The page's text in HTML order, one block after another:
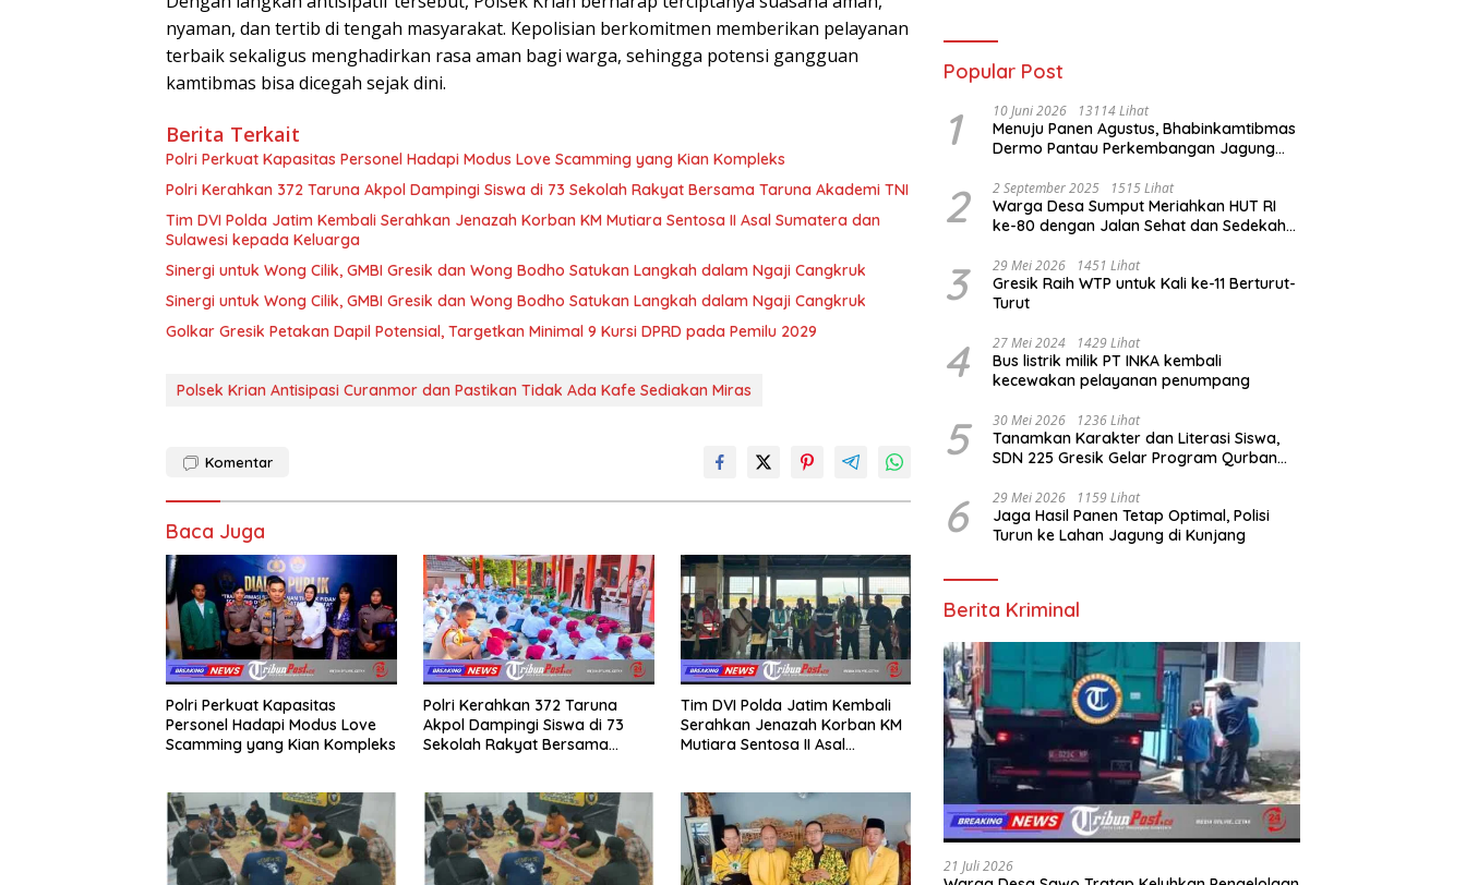
nyaman, dan tertib di tengah masyarakat. Kepolisian berkomitmen memberikan pelayanan
terbaik sekaligus menghadirkan rasa aman bagi warga, sehingga potensi gangguan
kamtibmas bisa dicegah sejak dini.
Berita Terkait
Polri Perkuat Kapasitas Personel Hadapi Modus Love Scamming yang Kian Kompleks
Polri Kerahkan 372 Taruna Akpol Dampingi Siswa di 73 Sekolah Rakyat Bersama Taruna Akademi TNI
Tim DVI Polda Jatim Kembali Serahkan Jenazah Korban KM Mutiara Sentosa II Asal Sumatera dan
Sulawesi kepada Keluarga
Sinergi untuk Wong Cilik, GMBI Gresik dan Wong Bodho Satukan Langkah dalam Ngaji Cangkruk
Sinergi untuk Wong Cilik, GMBI Gresik dan Wong Bodho Satukan Langkah dalam Ngaji Cangkruk
Golkar Gresik Petakan Dapil Potensial, Targetkan Minimal 9 Kursi DPRD pada Pemilu 2029
Polsek Krian Antisipasi Curanmor dan Pastikan Tidak Ada Kafe Sediakan Miras
Komentar
Baca Juga
Polri Perkuat Kapasitas
Personel Hadapi Modus Love
Scamming yang Kian Kompleks
Polri Kerahkan 372 Taruna
Akpol Dampingi Siswa di 73
Sekolah Rakyat Bersama
Tim DVI Polda Jatim Kembali
Serahkan Jenazah Korban KM
Mutiara Sentosa II Asal
Jadikan Kesalahan
Membatalkan Hak
Popular Post
1 10 Juni 2026 13114 Lihat
Menuju Panen Agustus, Bhabinkamtibmas
Dermo Pantau Perkembangan Jagung
2 2 September 2025 1515 Lihat
Warga Desa Sumput Meriahkan HUT RI
ke-80 dengan Jalan Sehat dan Sedekah
3 29 Mei 2026 1451 Lihat
Gresik Raih WTP untuk Kali ke-11 Berturut-
Turut
4 27 Mei 2024 1429 Lihat
Bus listrik milik PT INKA kembali
kecewakan pelayanan penumpang
5 30 Mei 2026 1236 Lihat
Tanamkan Karakter dan Literasi Siswa,
SDN 225 Gresik Gelar Program Qurban
6 29 Mei 2026 1159 Lihat
Jaga Hasil Panen Tetap Optimal, Polisi
Turun ke Lahan Jagung di Kunjang
Berita Kriminal
21 Juli 2026